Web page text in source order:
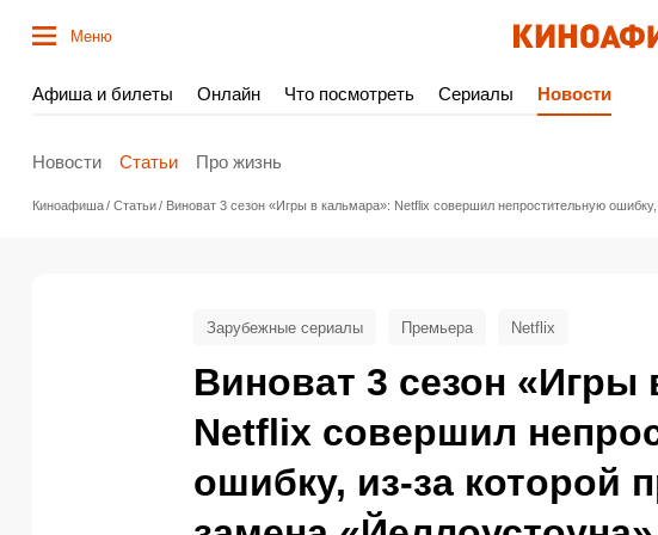
Меню
Афиша и билеты Онлайн Что посмотреть Сериалы Новости
Новости Статьи Про жизнь
Киноафиша Статьи Виноват 3 сезон «Игры в кальмара»: Netflix совершил непростительную
Виноват 3 сезон «Игры
Netflix совершил
ошибку, из-за которой
Зарубежные сериалы Премьера Netflix